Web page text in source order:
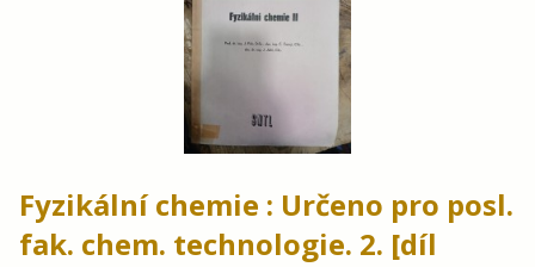
Fyzikální chemie : Určeno pro posl.
fak. chem. technologie. 2. [díl